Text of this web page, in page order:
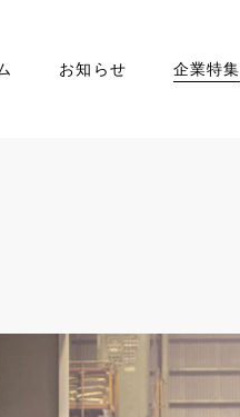
お知らせ 企業特集